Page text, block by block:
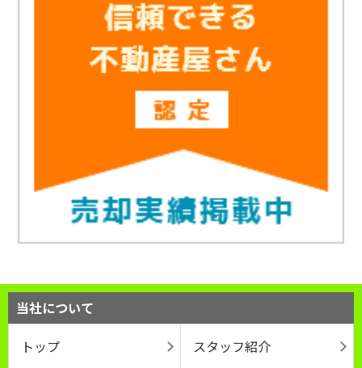
当社について
トップ
スタッフ紹介